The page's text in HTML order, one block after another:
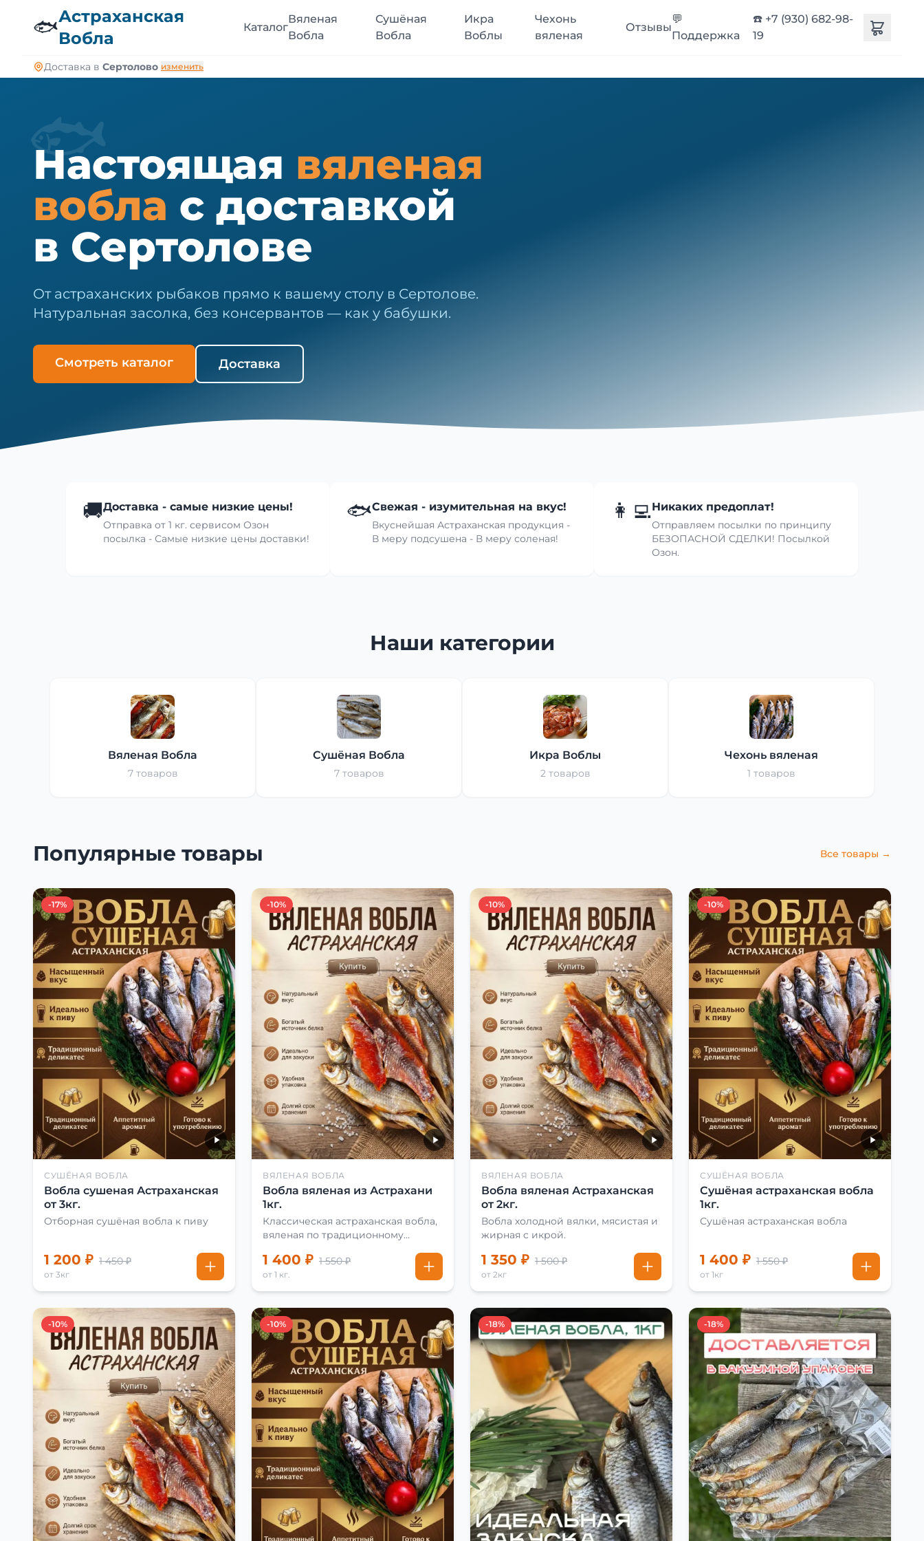
🐟Астраханская
Вобла
Каталог
Вяленая
Вобла
Сушёная
Вобла
Икра
Воблы
Чехонь
вяленая
Отзывы
💬
Поддержка
☎️ +7 (930) 682-98-
19
Доставка в Сертолово изменить
🐟
Настоящая вяленая
вобла с доставкой
в Сертолове
От астраханских рыбаков прямо к вашему столу в Сертолове.
Натуральная засолка, без консервантов — как у бабушки.
Смотреть каталог Доставка
🚚Доставка - самые низкие цены!
Отправка от 1 кг. сервисом Озон
посылка - Самые низкие цены доставки!
🐟Свежая - изумительная на вкус!
Вкуснейшая Астраханская продукция -
В меру подсушена - В меру соленая!
👩‍💻Никаких предоплат!
Отправляем посылки по принципу
БЕЗОПАСНОЙ СДЕЛКИ! Посылкой
Озон.
Наши категории
Вяленая Вобла
7 товаров
Сушёная Вобла
7 товаров
Икра Воблы
2 товаров
Чехонь вяленая
1 товаров
Популярные товары Все товары →
-17%
СУШЁНАЯ ВОБЛА
Вобла сушеная Астраханская
от 3кг.
Отборная сушёная вобла к пиву
1 200 ₽ 1 450 ₽
от 3кг
-10%
ВЯЛЕНАЯ ВОБЛА
Вобла вяленая из Астрахани
1кг.
Классическая астраханская вобла,
вяленая по традиционному
1 400 ₽ 1 550 ₽
от 1 кг.
-10%
ВЯЛЕНАЯ ВОБЛА
Вобла вяленая Астраханская
от 2кг.
Вобла холодной вялки, мясистая и
жирная с икрой.
1 350 ₽ 1 500 ₽
от 2кг
-10%
СУШЁНАЯ ВОБЛА
Сушёная астраханская вобла
1кг.
Сушёная астраханская вобла
1 400 ₽ 1 550 ₽
от 1кг
-10% -10% -18% -18%